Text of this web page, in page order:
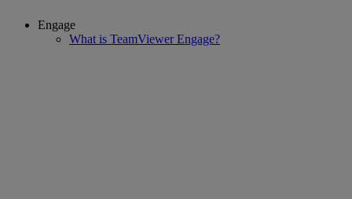
Engage
What is TeamViewer Engage?